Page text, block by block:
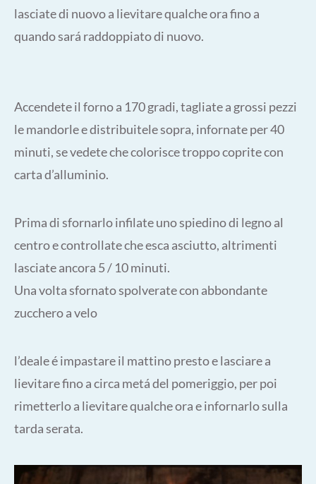
lasciate di nuovo a lievitare qualche ora fino a
quando sará raddoppiato di nuovo.
Accendete il forno a 170 gradi, tagliate a grossi pezzi
le mandorle e distribuitele sopra, infornate per 40
minuti, se vedete che colorisce troppo coprite con
carta d’alluminio.
Prima di sfornarlo infilate uno spiedino di legno al
centro e controllate che esca asciutto, altrimenti
lasciate ancora 5 / 10 minuti.
Una volta sfornato spolverate con abbondante
zucchero a velo
l’deale é impastare il mattino presto e lasciare a
lievitare fino a circa metá del pomeriggio, per poi
rimetterlo a lievitare qualche ora e infornarlo sulla
tarda serata.